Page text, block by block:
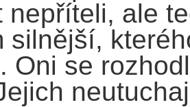
nepříteli, ale
silnější,
Oni se